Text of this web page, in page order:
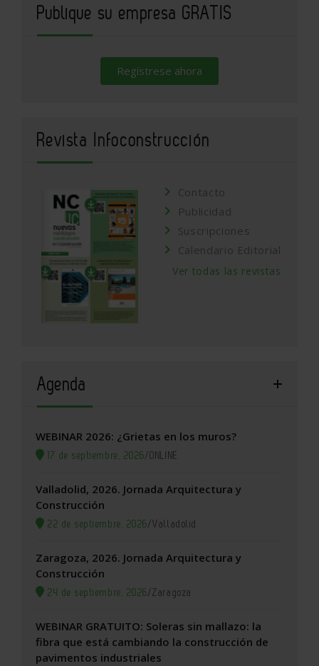
Publique su empresa GRATIS
Regístrese ahora
Revista Infoconstrucción
Contacto
Publicidad
Suscripciones
Calendario Editorial
Ver todas las revistas
Agenda
WEBINAR 2026: ¿Grietas en los muros?
17 de septiembre, 2026/ONLINE
Valladolid, 2026. Jornada Arquitectura y
Construcción
22 de septiembre, 2026/Valladolid
Zaragoza, 2026. Jornada Arquitectura y
Construcción
24 de septiembre, 2026/Zaragoza
WEBINAR GRATUITO: Soleras sin mallazo: la
fibra que está cambiando la construcción de
pavimentos industriales